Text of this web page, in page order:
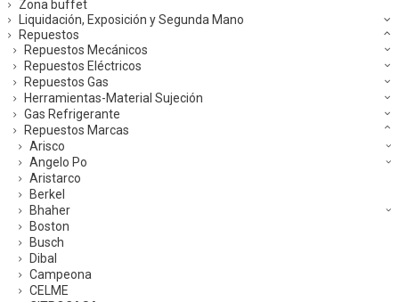
Zona buffet
Liquidación, Exposición y Segunda Mano
Repuestos
Repuestos Mecánicos
Repuestos Eléctricos
Repuestos Gas
Herramientas-Material Sujeción
Gas Refrigerante
Repuestos Marcas
Arisco
Angelo Po
Aristarco
Berkel
Bhaher
Boston
Busch
Dibal
Campeona
CELME